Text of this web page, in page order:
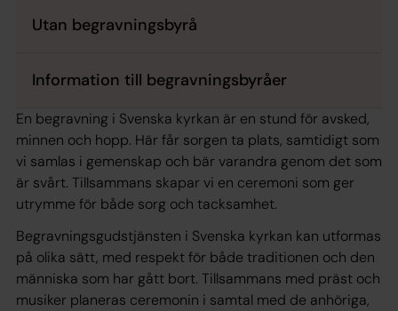
Utan begravningsbyrå
Information till begravningsbyråer
En begravning i Svenska kyrkan är en stund för avsked,
minnen och hopp. Här får sorgen ta plats, samtidigt som
vi samlas i gemenskap och bär varandra genom det som
är svårt. Tillsammans skapar vi en ceremoni som ger
utrymme för både sorg och tacksamhet.
Begravningsgudstjänsten i Svenska kyrkan kan utformas
på olika sätt, med respekt för både traditionen och den
människa som har gått bort. Tillsammans med präst och
musiker planeras ceremonin i samtal med de anhöriga,